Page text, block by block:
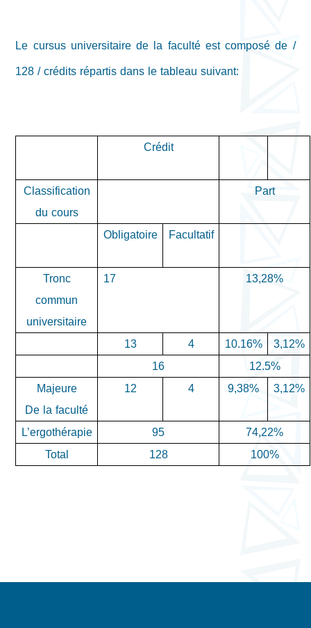
Le cursus universitaire de la faculté est composé de /
128 / crédits répartis dans le tableau suivant:
Crédit
Classification
du cours
Part
Obligatoire Facultatif
Tronc
commun
universitaire
17 13,28%
13 4 10.16% 3,12%
16
12.5%
Majeure
De la faculté
12 4 9,38% 3,12%
L’ergothérapie 95
74,22%
Total
128 100%